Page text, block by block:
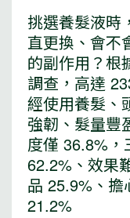
挑選養髮液時
直更換、會不
的副作用？根
調查，高達
經使用養髮、
強韌、髮量豐
度僅 36.8%，
62.2%、效果
品 25.9%、擔
21.2%